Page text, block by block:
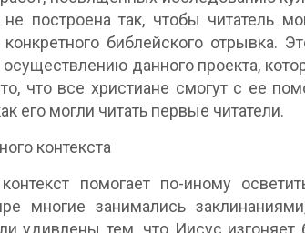
построена так, чтобы читатель
библейского отрывка.
осуществлению данного проекта,
что все христиане смогут с ее
его могли читать первые читатели.
контекста
помогает по-иному
многие занимались
удивлены тем, что Иисус изгоняет